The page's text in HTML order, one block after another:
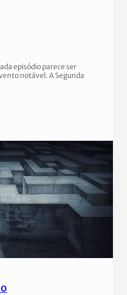
episódio parece ser
notável. A Segunda